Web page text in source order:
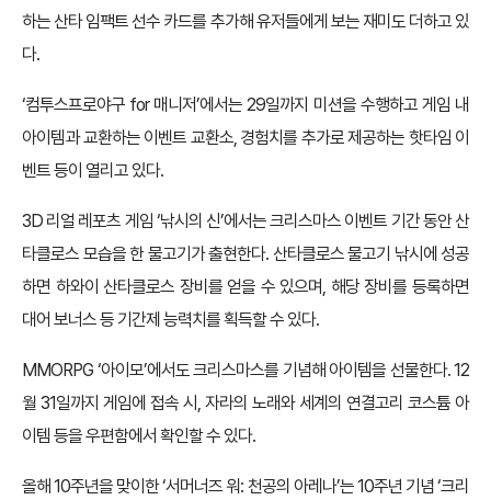
하는 산타 임팩트 선수 카드를 추가해 유저들에게 보는 재미도 더하고 있
다.
‘컴투스프로야구 for 매니저’에서는 29일까지 미션을 수행하고 게임 내
아이템과 교환하는 이벤트 교환소, 경험치를 추가로 제공하는 핫타임 이
벤트 등이 열리고 있다.
3D 리얼 레포츠 게임 ‘낚시의 신’에서는 크리스마스 이벤트 기간 동안 산
타클로스 모습을 한 물고기가 출현한다. 산타클로스 물고기 낚시에 성공
하면 하와이 산타클로스 장비를 얻을 수 있으며, 해당 장비를 등록하면
대어 보너스 등 기간제 능력치를 획득할 수 있다.
MMORPG ‘아이모’에서도 크리스마스를 기념해 아이템을 선물한다. 12
월 31일까지 게임에 접속 시, 자라의 노래와 세계의 연결고리 코스튬 아
이템 등을 우편함에서 확인할 수 있다.
올해 10주년을 맞이한 ‘서머너즈 워: 천공의 아레나’는 10주년 기념 ‘크리